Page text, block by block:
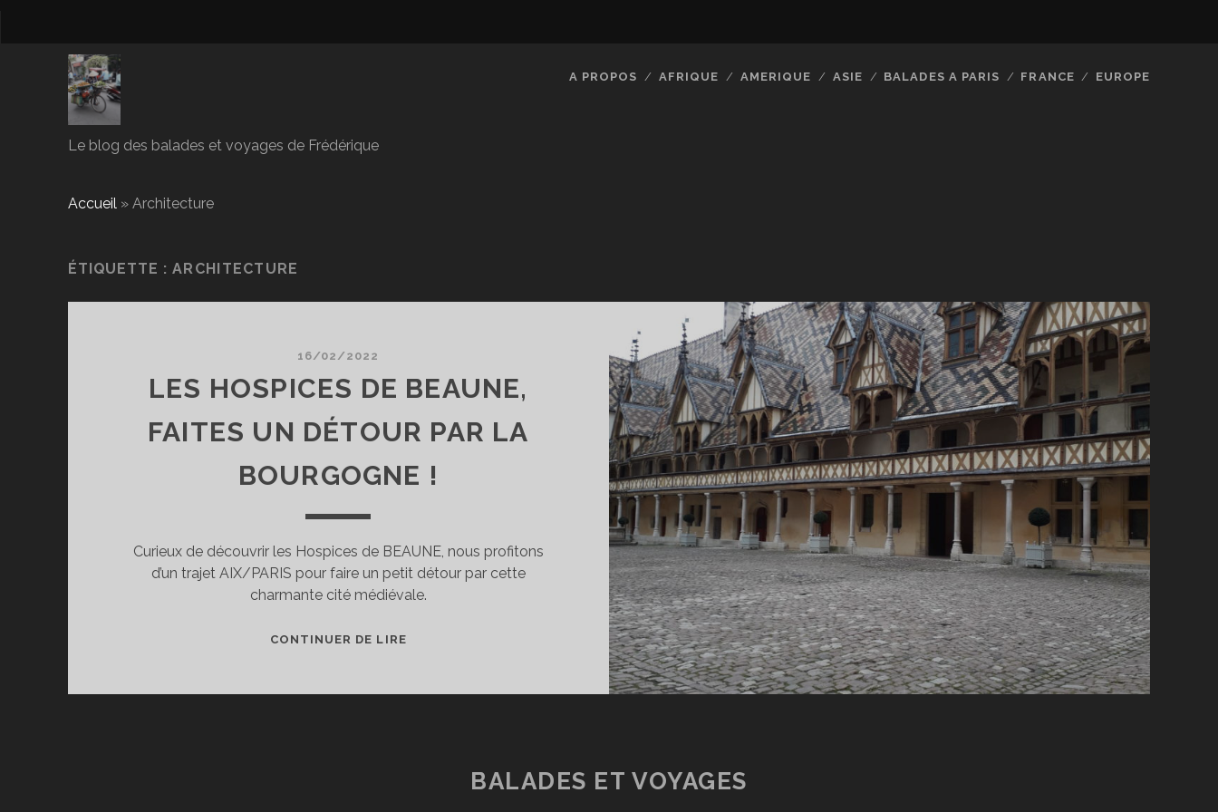
Le blog des balades et voyages de Frédérique
A PROPOS AFRIQUE AMERIQUE ASIE BALADES A PARIS FRANCE EUROPE
Accueil» Architecture
ÉTIQUETTE :ARCHITECTURE
16/02/2022
LES HOSPICES DE BEAUNE,
FAITES UN DÉTOUR PAR LA
BOURGOGNE !
Curieux de découvrir les Hospices de BEAUNE, nous profitons
d’un trajet AIX/PARIS pour faire un petit détour par cette
charmante cité médiévale.
CONTINUER DE LIRELES
BALADES ET VOYAGES